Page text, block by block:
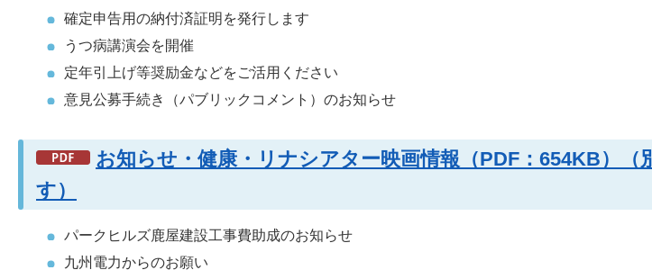
確定申告用の納付済証明を発行します
うつ病講演会を開催
定年引上げ等奨励金などをご活用ください
意見公募手続き（パブリックコメント）のお知らせ
お知らせ・健康・リナシアター映画情報（PDF：654KB）（
す）
パークヒルズ鹿屋建設工事費助成のお知らせ
九州電力からのお願い